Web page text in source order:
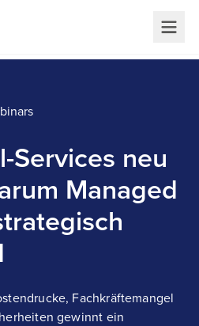
Services neu
Managed
Fachkräftemangel
gewinnt ein